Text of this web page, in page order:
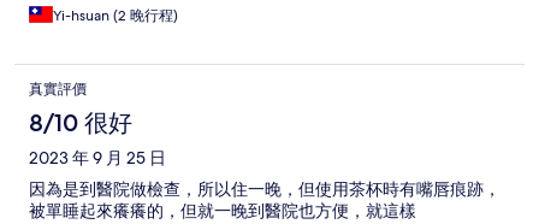
Yi-hsuan (2 晚行程)
真實評價
8/10 很好
2023 年 9 月 25 日
因為是到醫院做檢查，所以住一晚，但使用茶杯時有嘴唇痕跡，
被單睡起來癢癢的，但就一晚到醫院也方便，就這樣